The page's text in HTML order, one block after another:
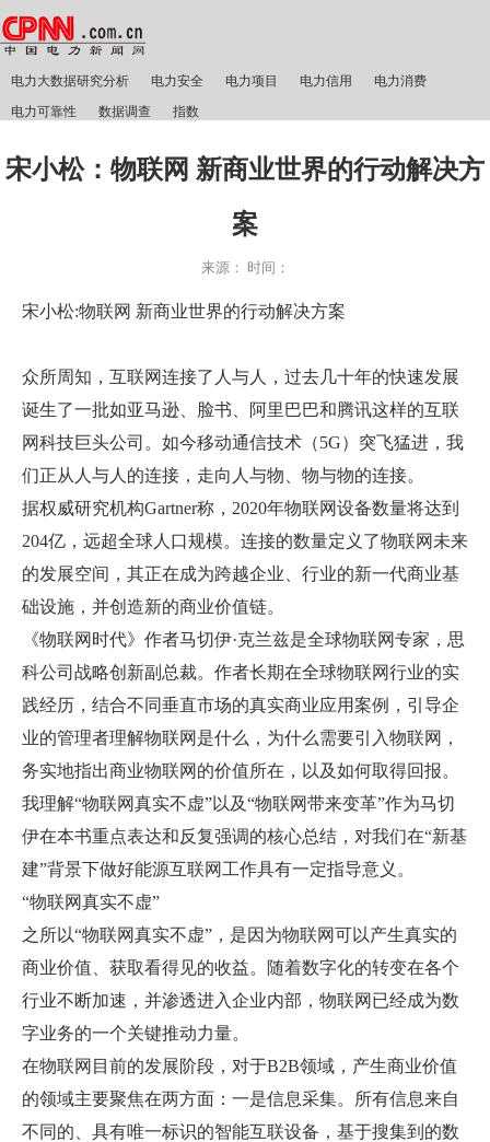
电力大数据研究分析 电力安全 电力项目 电力信用
电力消费
电力可靠性
数据调查 指数
宋小松：物联网 新商业世界的行动解决方
案
来源： 时间：
宋小松:物联网 新商业世界的行动解决方案
众所周知，互联网连接了人与人，过去几十年的快速发展
诞生了一批如亚马逊、脸书、阿里巴巴和腾讯这样的互联
网科技巨头公司。如今移动通信技术（5G）突飞猛进，我
们正从人与人的连接，走向人与物、物与物的连接。
据权威研究机构Gartner称，2020年物联网设备数量将达到
204亿，远超全球人口规模。连接的数量定义了物联网未来
的发展空间，其正在成为跨越企业、行业的新一代商业基
础设施，并创造新的商业价值链。
《物联网时代》作者马切伊·克兰兹是全球物联网专家，思
科公司战略创新副总裁。作者长期在全球物联网行业的实
践经历，结合不同垂直市场的真实商业应用案例，引导企
业的管理者理解物联网是什么，为什么需要引入物联网，
务实地指出商业物联网的价值所在，以及如何取得回报。
我理解“物联网真实不虚”以及“物联网带来变革”作为马切
伊在本书重点表达和反复强调的核心总结，对我们在“新基
建”背景下做好能源互联网工作具有一定指导意义。
“物联网真实不虚”
之所以“物联网真实不虚”，是因为物联网可以产生真实的
商业价值、获取看得见的收益。随着数字化的转变在各个
行业不断加速，并渗透进入企业内部，物联网已经成为数
字业务的一个关键推动力量。
在物联网目前的发展阶段，对于B2B领域，产生商业价值
的领域主要聚焦在两方面：一是信息采集。所有信息来自
不同的、具有唯一标识的智能互联设备，基于搜集到的数